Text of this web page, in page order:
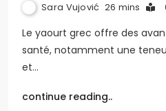
Sara Vujović 26 mins
Le yaourt grec offre des
santé, notamment une
et…
continue reading..